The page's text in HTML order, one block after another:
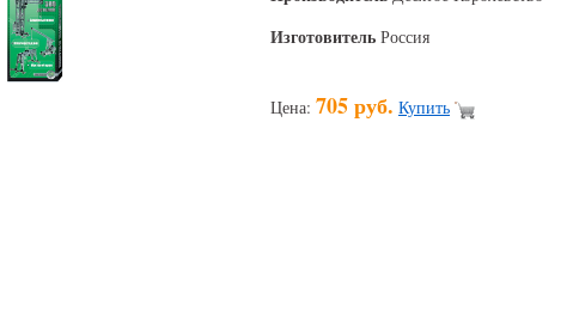
Изготовитель Россия
Цена: 705 руб. Купить